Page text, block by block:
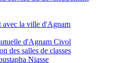
avec la ville d'Agnam
d'Agnam Civol
des salles de classes
Niasse